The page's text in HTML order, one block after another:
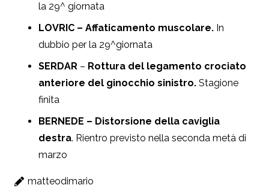
la 29^ giornata
LOVRIC – Affaticamento muscolare. In
dubbio per la 29^giornata
SERDAR – Rottura del legamento crociato
anteriore del ginocchio sinistro. Stagione
finita
BERNEDE – Distorsione della caviglia
destra. Rientro previsto nella seconda metà di
marzo
matteodimario